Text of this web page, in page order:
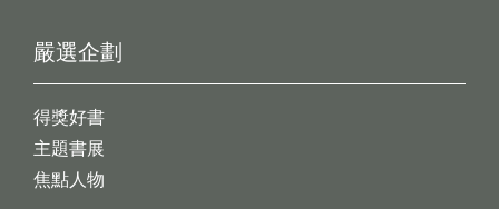
嚴選企劃
得獎好書
主題書展
焦點人物